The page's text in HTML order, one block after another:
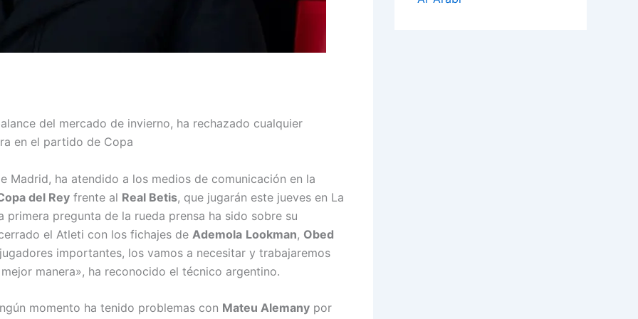
del mercado de invierno, ha rechazado cualquier
en el partido de Copa
Madrid, ha atendido a los medios de comunicación en la
del Rey frente al Real Betis, que jugarán este jueves en La
pregunta de la rueda prensa ha sido sobre su
el Atleti con los fichajes de Ademola Lookman, Obed
importantes, los vamos a necesitar y trabajaremos
manera», ha reconocido el técnico argentino.
momento ha tenido problemas con Mateu Alemany por